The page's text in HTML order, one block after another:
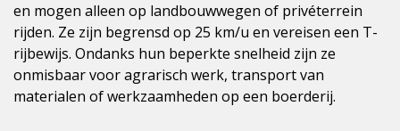
en mogen alleen op landbouwwegen of privéterrein
rijden. Ze zijn begrensd op 25 km/u en vereisen een T-
rijbewijs. Ondanks hun beperkte snelheid zijn ze
onmisbaar voor agrarisch werk, transport van
materialen of werkzaamheden op een boerderij.